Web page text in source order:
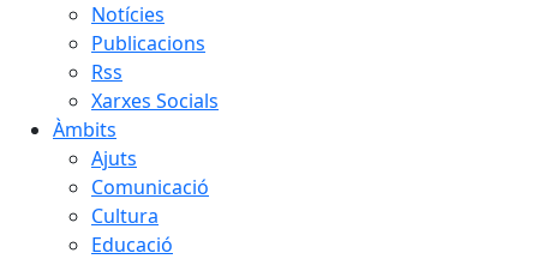
Notícies
Publicacions
Rss
Xarxes Socials
Àmbits
Ajuts
Comunicació
Cultura
Educació